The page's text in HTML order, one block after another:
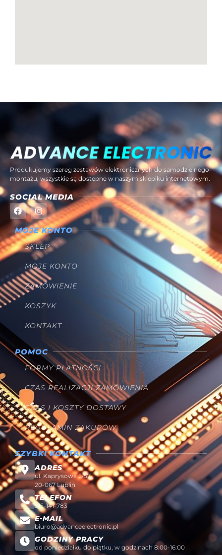
Produkujemy szereg zestawów elektronicznych do samodzielnego
montażu, wszystkie są dostępne w naszym sklepiku internetowym.
SOCIAL MEDIA
MOJE KONTO
SKLEP
MOJE KONTO
ZAMÓWIENIE
KOSZYK
KONTAKT
POMOC
FORMY PŁATNOŚCI
CZAS REALIZACJI ZAMÓWIENIA
CZAS I KOSZTY DOSTAWY
REGULAMIN ZAKUPÓW
SZYBKI KONTAKT
ADRES
ul. Kaprysowa 5/57
20-067 Lublin
TELEFON
515-141-783
E-MAIL
biuro@advanceelectronic.pl
GODZINY PRACY
od poniedziałku do piątku, w godzinach 8:00-16:00